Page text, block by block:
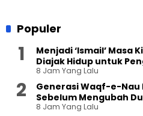
Populer
Menjadi ‘Ismail’ Masa
Diajak Hidup untuk
8 Jam Yang Lalu
Generasi Waqf-e-Nau
Sebelum Mengubah
8 Jam Yang Lalu